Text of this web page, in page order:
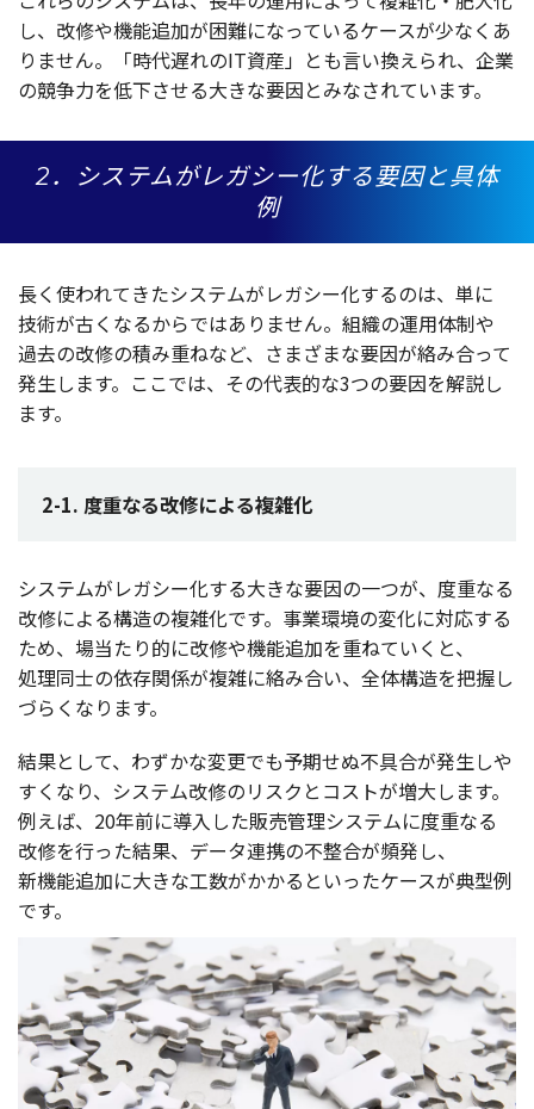
し、 改修や機能追加が困難になっているケースが少なくあ
りません。「時代遅れのIT資産」とも言い換えられ、 企業
の競争力を低下させる大きな要因とみなされています。
2．システムがレガシー化する要因と具体
例
長く使われてきたシステムがレガシー化するのは、単に
技術が古くなるからではありません。 組織の運用体制や
過去の改修の積み重ねなど、さまざまな要因が絡み合って
発生します。ここでは、その代表的な3つの要因を解説し
ます。
2-1. 度重なる改修による複雑化
システムがレガシー化する大きな要因の一つが、 度重なる
改修による構造の複雑化です。 事業環境の変化に対応する
ため、 場当たり的に改修や機能追加を重ねていくと、
処理同士の依存関係が複雑に絡み合い、 全体構造を把握し
づらくなります。
結果として、わずかな変更でも予期せぬ不具合が発生しや
すくなり、 システム改修のリスク と コストが増大します。
例えば、20年前に導入した販売管理システムに度重なる
改修を行った結果、 データ連携の不整合が頻発し、
新機能追加に大きな工数がかかるといったケースが典型例
です。